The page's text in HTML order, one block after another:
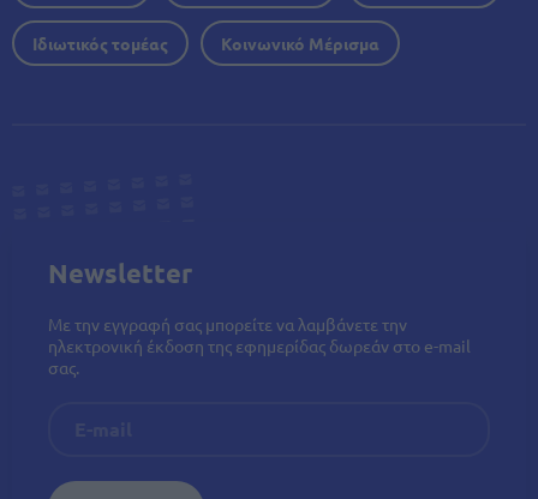
Ιδιωτικός τομέας Κοινωνικό Μέρισμα
Newsletter
Με την εγγραφή σας μπορείτε να λαμβάνετε την
ηλεκτρονική έκδοση της εφημερίδας δωρεάν στο e-mail
σας.